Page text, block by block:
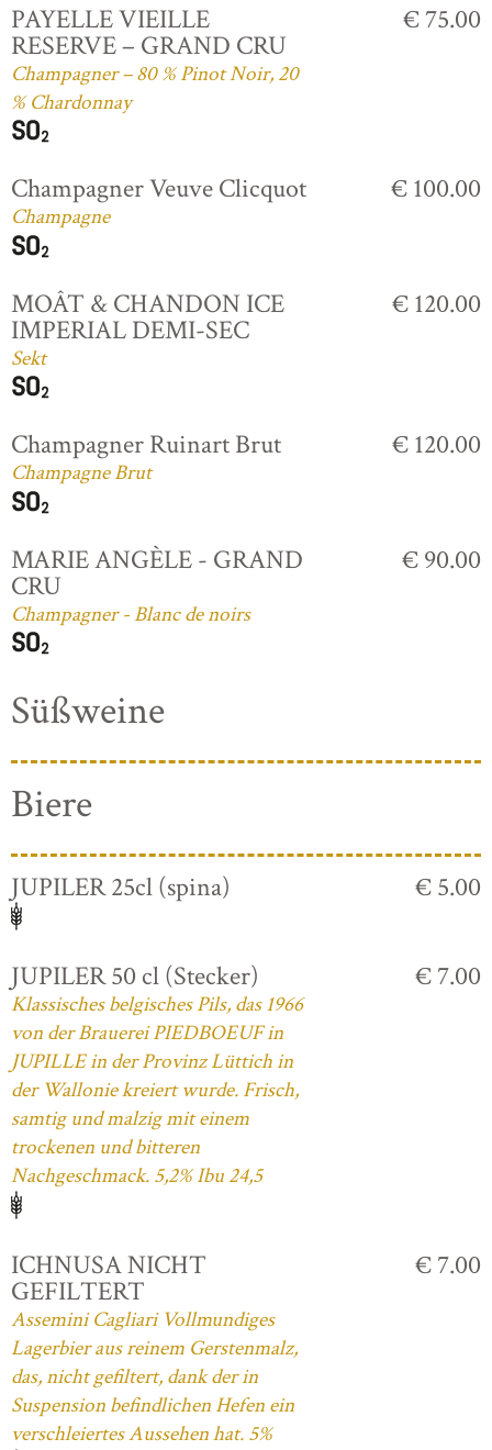
PAYELLE VIEILLE
RESERVE – GRAND CRU
Champagner – 80 % Pinot Noir, 20
% Chardonnay
€ 75.00
Champagner Veuve Clicquot
Champagne
€ 100.00
MOÂT & CHANDON ICE
IMPERIAL DEMI-SEC
Sekt
€ 120.00
Champagner Ruinart Brut
Champagne Brut
€ 120.00
MARIE ANGÈLE - GRAND
CRU
Champagner - Blanc de noirs
€ 90.00
Süßweine
Biere
JUPILER 25cl (spina) € 5.00
JUPILER 50 cl (Stecker)
Klassisches belgisches Pils, das 1966
von der Brauerei PIEDBOEUF in
JUPILLE in der Provinz Lüttich in
der Wallonie kreiert wurde. Frisch,
samtig und malzig mit einem
trockenen und bitteren
Nachgeschmack. 5,2% Ibu 24,5
€ 7.00
ICHNUSA NICHT
GEFILTERT
Assemini Cagliari Vollmundiges
Lagerbier aus reinem Gerstenmalz,
das, nicht gefiltert, dank der in
Suspension befindlichen Hefen ein
verschleiertes Aussehen hat. 5%
€ 7.00